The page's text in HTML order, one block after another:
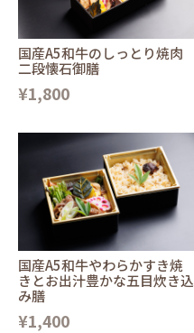
国産A5和牛のしっとり焼肉
二段懐石御膳
¥1,800
国産A5和牛やわらかすき焼
きとお出汁豊かな五目炊き込
み膳
¥1,400